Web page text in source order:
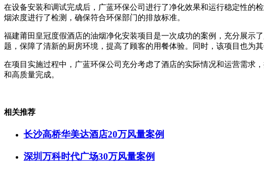
在设备安装和调试完成后，广蓝环保公司进行了净化效果和运行稳定性的
烟浓度进行了检测，确保符合环保部门的排放标准。
福建莆田皇冠度假酒店的油烟净化安装项目是一次成功的案例，充分展示
题，保障了清新的厨房环境，提高了顾客的用餐体验。同时，该项目也为
在项目实施过程中，广蓝环保公司充分考虑了酒店的实际情况和运营需求
和高质量完成。
相关推荐
长沙高桥华美达酒店20万风量案例
深圳万科时代广场30万风量案例